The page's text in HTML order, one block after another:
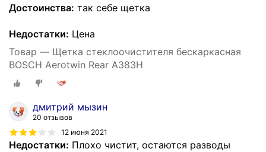
Достоинства: так себе щетка
Недостатки: Цена
Товар — Щетка стеклоочистителя бескаркасная
BOSCH Aerotwin Rear A383H
дмитрий мызин
20 отзывов
12 июня 2021
Недостатки: Плохо чистит, остаются разводы